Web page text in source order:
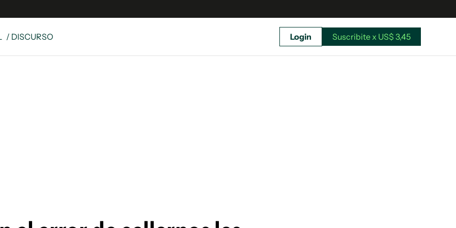
/ DISCURSO Login Suscribite x US$ 3,45